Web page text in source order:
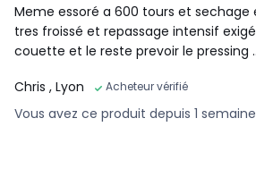
Meme essoré a 600 tours et sechage
tres froissé et repassage intensif
couette et le reste prevoir le pressing
Chris , Lyon Acheteur vérifié
Vous avez ce produit depuis 1 semaine